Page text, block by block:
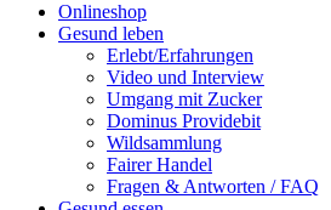
Onlineshop
Gesund leben
Erlebt/Erfahrungen
Video und Interview
Umgang mit Zucker
Dominus Providebit
Wildsammlung
Fairer Handel
Fragen & Antworten / FAQ